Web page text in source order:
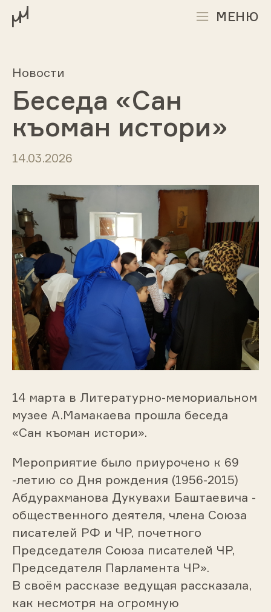
МЕНЮ
Новости
Беседа «Сан
къоман истори»
14.03.2026
14 марта в Литературно-мемориальном
музее А.Мамакаева прошла беседа
«Сан къоман истори».
Мероприятие было приурочено к 69
-летию со Дня рождения (1956-2015)
Абдурахманова Дукувахи Баштаевича -
общественного деятеля, члена Союза
писателей РФ и ЧР, почетного
Председателя Союза писателей ЧР,
Председателя Парламента ЧР».
В своём рассказе ведущая рассказала,
как несмотря на огромную